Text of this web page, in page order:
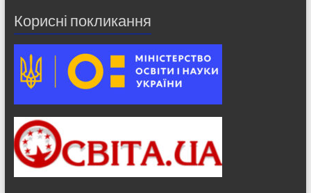
Корисні покликання